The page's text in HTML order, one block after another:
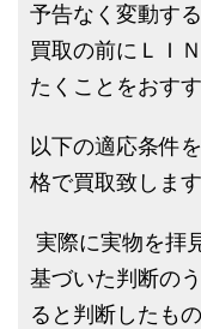
予告なく変動す
買取の前にＬＩ
たくことをおす
以下の適応条件
格で買取致します
実際に実物を拝
基づいた判断の
ると判断したも